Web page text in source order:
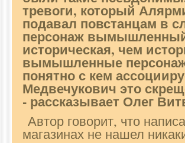
тревоги, который
подавал повстанцам в
персонаж
историческая, чем
вымышленные
понятно с кем
Медвечукович это
- рассказывает Олег
Автор говорит, что
магазинах не нашел